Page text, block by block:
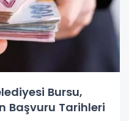
Bursu,
Başvuru Tarihleri